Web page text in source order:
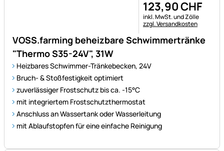
VOSS.farming beheizbare Schwimmertränke
"Thermo S35-24V", 31W
Heizbares Schwimmer-Tränkebecken, 24V
Bruch- & Stoßfestigkeit optimiert
zuverlässiger Frostschutz bis ca. -15°C
mit integriertem Frostschutzthermostat
Anschluss an Wassertank oder Wasserleitung
mit Ablaufstopfen für eine einfache Reinigung
Steuerhinweis:
inkl. MwSt. und Zölle
zzgl. Versandkosten